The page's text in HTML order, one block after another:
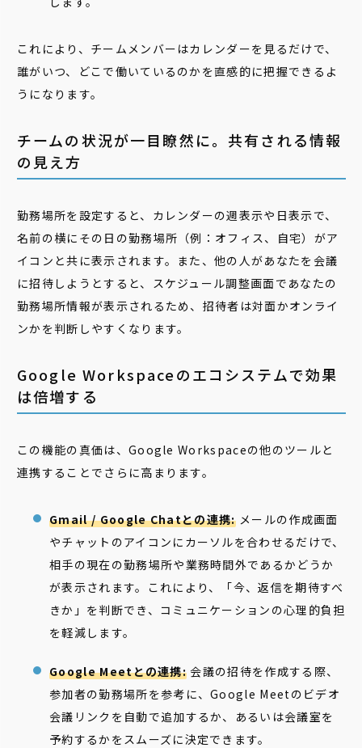
これにより、チームメンバーはカレンダーを見るだけで、
誰がいつ、どこで働いているのかを直感的に把握できるよ
うになります。
チームの状況が一目瞭然に。共有される情報
の見え方
勤務場所を設定すると、カレンダーの週表示や日表示で、
名前の横にその日の勤務場所（例：オフィス、自宅）がア
イコンと共に表示されます。また、他の人があなたを会議
に招待しようとすると、スケジュール調整画面であなたの
勤務場所情報が表示されるため、招待者は対面かオンライ
ンかを判断しやすくなります。
Google Workspaceのエコシステムで効果
は倍増する
この機能の真価は、Google Workspaceの他のツールと
連携することでさらに高まります。
Gmail / Google Chatとの連携:メールの作成画面
やチャットのアイコンにカーソルを合わせるだけで、
相手の現在の勤務場所や業務時間外であるかどうか
が表示されます。これにより、「今、返信を期待すべ
きか」を判断でき、コミュニケーションの心理的負担
を軽減します。
Google Meetとの連携: 会議の招待を作成する際、
参加者の勤務場所を参考に、Google Meetのビデオ
会議リンクを自動で追加するか、あるいは会議室を
予約するかをスムーズに決定できます。